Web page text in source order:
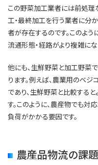
この野菜加工業者には前処理
工・最終加工を行う業者に分
者が存在するのです。このよ
流通形態・経路がより複雑にな
他にも、生鮮野菜と加工野菜
ります。例えば、農業用のベ
であり、生鮮野菜と比較する
す。このように、農産物でも
負荷がかかる要因です。
農産品物流の課